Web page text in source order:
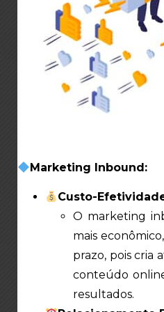
Marketing Inbound:
Custo-
O marketing
mais
prazo, pois cria
conteúdo
resultados.